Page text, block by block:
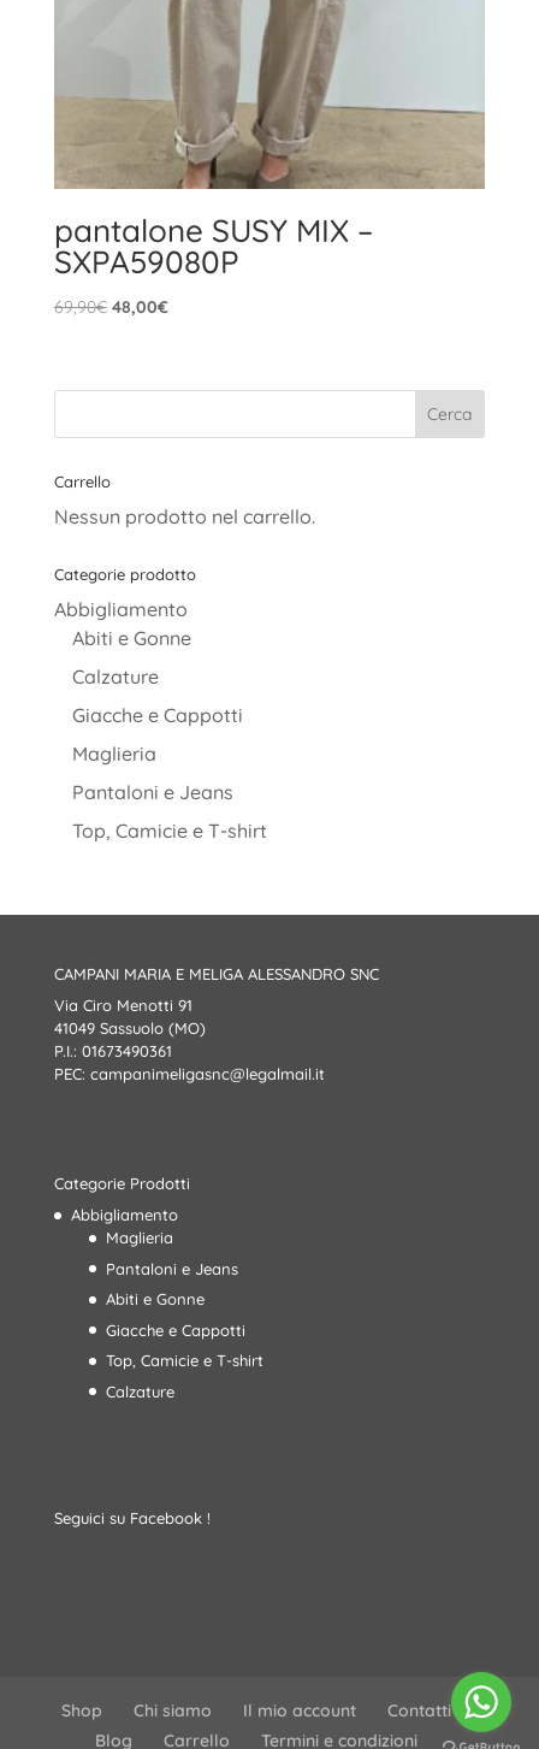
pantalone SUSY MIX –
SXPA59080P
69,90€ Il
era:
48,00€Il
è:
Carrello
Nessun prodotto nel carrello.
Categorie prodotto
Abbigliamento
Abiti e Gonne
Calzature
Giacche e Cappotti
Maglieria
Pantaloni e Jeans
Top, Camicie e T-shirt
CAMPANI MARIA E MELIGA ALESSANDRO SNC
Via Ciro Menotti 91
41049 Sassuolo (MO)
P.I.: 01673490361
PEC: campanimeligasnc@legalmail.it
Categorie Prodotti
Abbigliamento
Maglieria
Pantaloni e Jeans
Abiti e Gonne
Giacche e Cappotti
Top, Camicie e T-shirt
Calzature
Seguici su Facebook !
Shop Chi siamo Il mio account
Contatti
Blog
Carrello Termini e condizioni